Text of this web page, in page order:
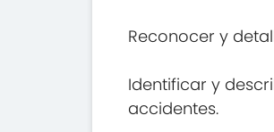
Reconocer y
Identificar y
accidentes.